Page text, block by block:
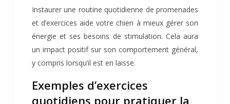
Instaurer une routine quotidienne de promenades
et d’exercices aide votre chien à mieux gérer son
énergie et ses besoins de stimulation. Cela aura
un impact positif sur son comportement général,
y compris lorsqu’il est en laisse.
Exemples d’exercices
quotidiens pour pratiquer la